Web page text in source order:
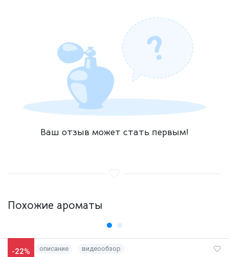
Ваш отзыв может стать первым!
Похожие ароматы
-22% описание видеообзор